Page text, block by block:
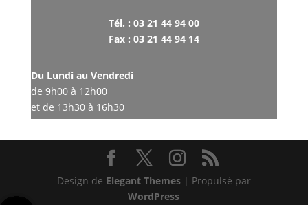
Tél. : 03 21 44 94 00
Fax : 03 21 44 94 14
Du Lundi au Vendredi
de 9h00 à 12h00
et de 13h30 à 16h30
Design de Elegant Themes| Propulsé par
WordPress